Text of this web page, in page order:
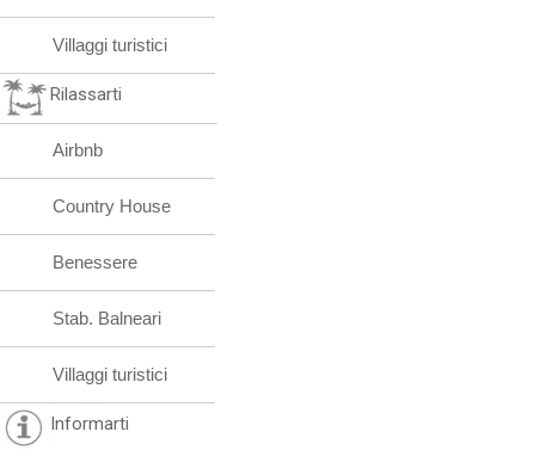
Villaggi turistici
Rilassarti
Airbnb
Country House
Benessere
Stab. Balneari
Villaggi turistici
Informarti